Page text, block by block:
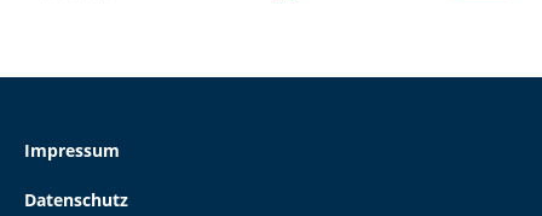
Impressum
Datenschutz